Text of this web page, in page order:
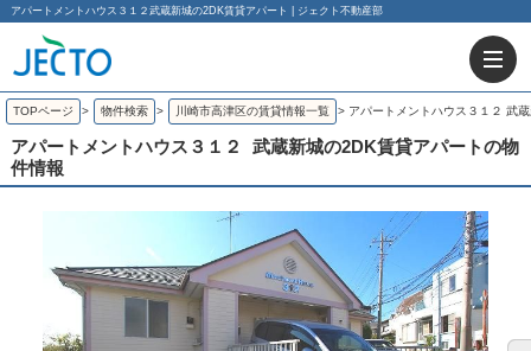
アパートメントハウス３１２武蔵新城の2DK賃貸アパート | ジェクト不動産部
TOPページ > 物件検索 > 川崎市高津区の賃貸情報一覧 > アパートメントハウス３１２ 武
アパートメントハウス３１２
武蔵新城の2DK賃貸アパートの物
件情報